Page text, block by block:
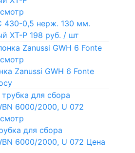
0,5 нерж. 130 мм.
ХТ-Р 198 руб. / шт
Zanussi GWH 6 Fonte
для сбора
6000/2000, U 072 Цена